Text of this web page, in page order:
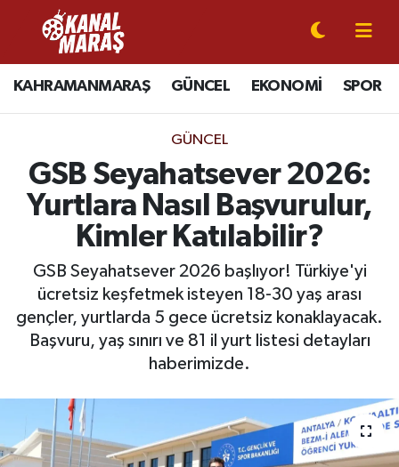
KAHRAMANMARAŞ GÜNCEL EKONOMİ SPOR
GÜNCEL
GSB Seyahatsever 2026:
Yurtlara Nasıl Başvurulur,
Kimler Katılabilir?
GSB Seyahatsever 2026 başlıyor! Türkiye'yi
ücretsiz keşfetmek isteyen 18-30 yaş arası
gençler, yurtlarda 5 gece ücretsiz konaklayacak.
Başvuru, yaş sınırı ve 81 il yurt listesi detayları
haberimizde.
CANLI YAYIN
KAHRAMANMARAŞ
SPOR
SİYASET
EKONOMİ
GÜNDEM
SAĞLIK
Kahramanmaraş Nöbetçi Eczaneler
Kahramanmaraş Hava Durumu
Kahramanmaraş Trafik Yoğunluk Haritası
Süper Lig Puan Durumu ve Fikstür
Tüm Manşetler
Son Dakika Haberleri